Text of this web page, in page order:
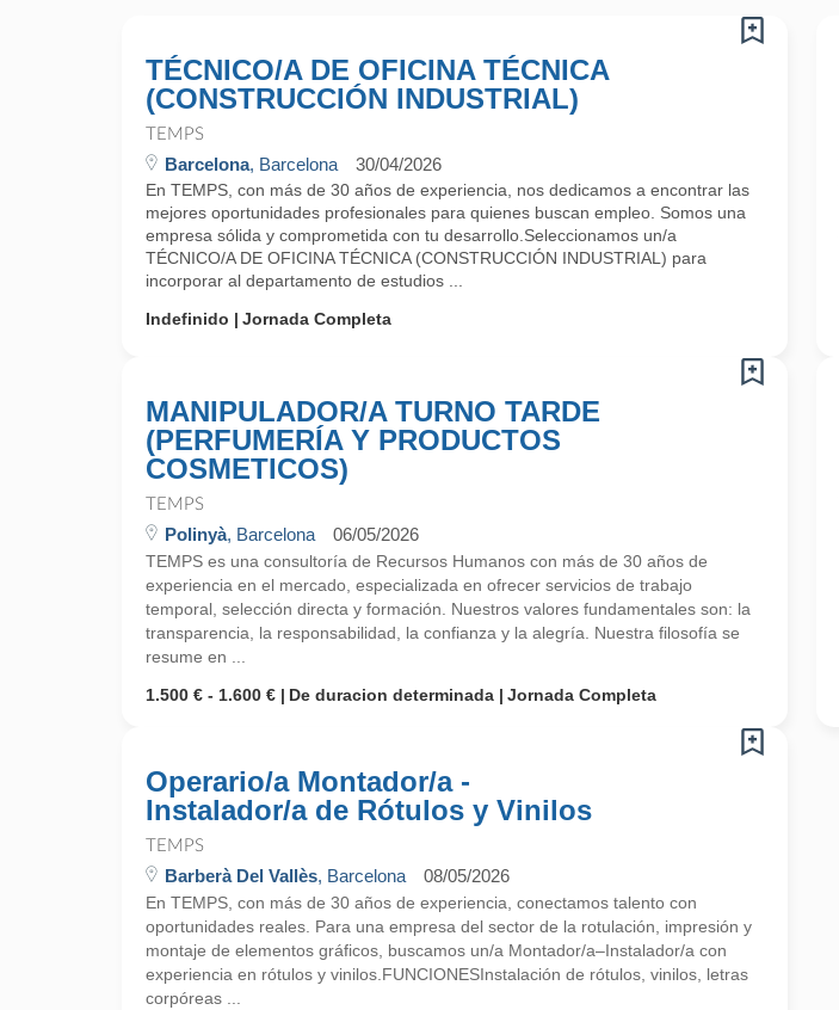
TÉCNICO/A DE OFICINA TÉCNICA
(CONSTRUCCIÓN INDUSTRIAL)
TEMPS
Barcelona, Barcelona 30/04/2026
En TEMPS, con más de 30 años de experiencia, nos dedicamos a encontrar las
mejores oportunidades profesionales para quienes buscan empleo. Somos una
empresa sólida y comprometida con tu desarrollo.Seleccionamos un/a
TÉCNICO/A DE OFICINA TÉCNICA (CONSTRUCCIÓN INDUSTRIAL) para
incorporar al departamento de estudios ...
Indefinido
Jornada Completa
MANIPULADOR/A TURNO TARDE
(PERFUMERÍA Y PRODUCTOS
COSMETICOS)
TEMPS
Polinyà, Barcelona 06/05/2026
TEMPS es una consultoría de Recursos Humanos con más de 30 años de
experiencia en el mercado, especializada en ofrecer servicios de trabajo
temporal, selección directa y formación. Nuestros valores fundamentales son: la
transparencia, la responsabilidad, la confianza y la alegría. Nuestra filosofía se
resume en ...
1.500 € - 1.600 €
De duracion determinada Jornada Completa
Operario/a Montador/a -
Instalador/a de Rótulos y Vinilos
TEMPS
Barberà Del Vallès, Barcelona 08/05/2026
En TEMPS, con más de 30 años de experiencia, conectamos talento con
oportunidades reales. Para una empresa del sector de la rotulación, impresión y
montaje de elementos gráficos, buscamos un/a Montador/a–Instalador/a con
experiencia en rótulos y vinilos.FUNCIONESInstalación de rótulos, vinilos, letras
corpóreas ...